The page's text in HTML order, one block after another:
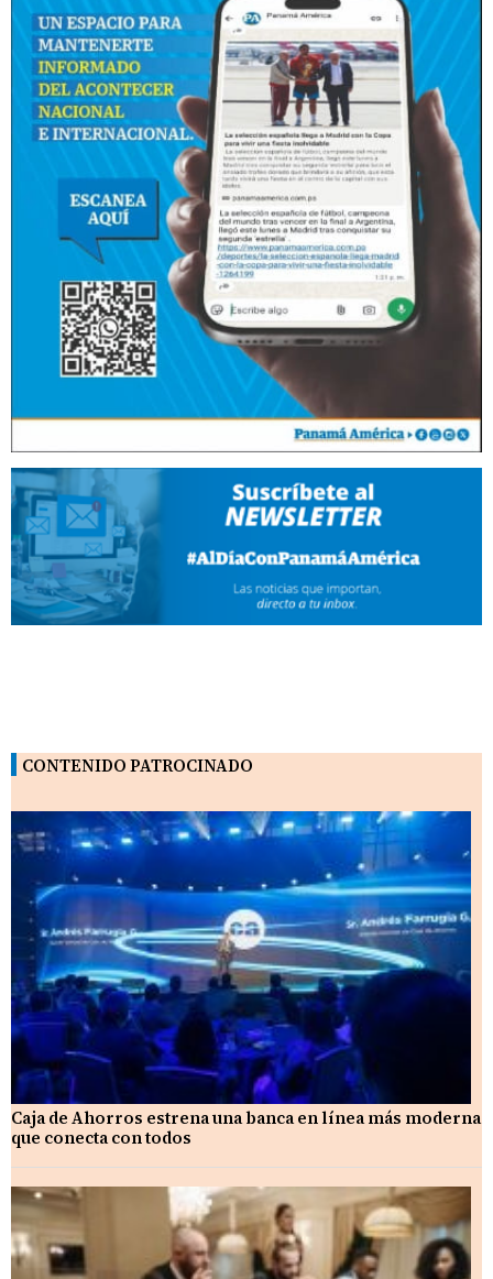
CONTENIDO PATROCINADO
Caja de Ahorros estrena una banca en línea más moderna
que conecta con todos